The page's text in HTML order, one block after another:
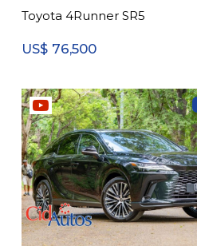
Toyota 4Runner SR5
US$ 76,500